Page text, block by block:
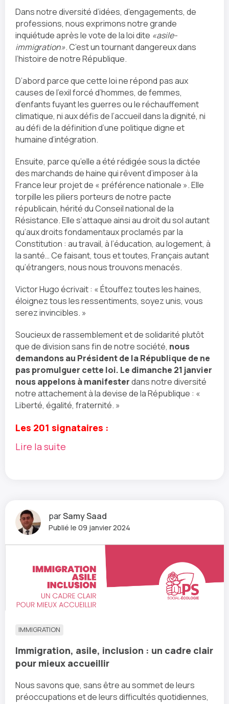
Dans notre diversité d’idées, d’engagements, de
professions, nous exprimons notre grande
inquiétude après le vote de la loi dite «asile-
immigration». C’est un tournant dangereux dans
l’histoire de notre République.
D’abord parce que cette loi ne répond pas aux
causes de l’exil forcé d’hommes, de femmes,
d’enfants fuyant les guerres ou le réchauffement
climatique, ni aux défis de l’accueil dans la dignité, ni
au défi de la définition d’une politique digne et
humaine d’intégration.
Ensuite, parce qu’elle a été rédigée sous la dictée
des marchands de haine qui rêvent d’imposer à la
France leur projet de « préférence nationale ». Elle
torpille les piliers porteurs de notre pacte
républicain, hérité du Conseil national de la
Résistance. Elle s’attaque ainsi au droit du sol autant
qu’aux droits fondamentaux proclamés par la
Constitution : au travail, à l’éducation, au logement, à
la santé… Ce faisant, tous et toutes, Français autant
qu’étrangers, nous nous trouvons menacés.
Victor Hugo écrivait : « Étouffez toutes les haines,
éloignez tous les ressentiments, soyez unis, vous
serez invincibles. »
Soucieux de rassemblement et de solidarité plutôt
que de division sans fin de notre société, nous
demandons au Président de la République de ne
pas promulguer cette loi. Le dimanche 21 janvier
nous appelons à manifesterdans notre diversité
notre attachement à la devise de la République : «
Liberté, égalité, fraternité. »
Les 201 signataires :
Lire la suite
parSamy Saad
Publié le 09 janvier 2024
IMMIGRATION
Immigration, asile, inclusion : un cadre clair
pour mieux accueillir
Nous savons que, sans être au sommet de leurs
préoccupations et de leurs difficultés quotidiennes,